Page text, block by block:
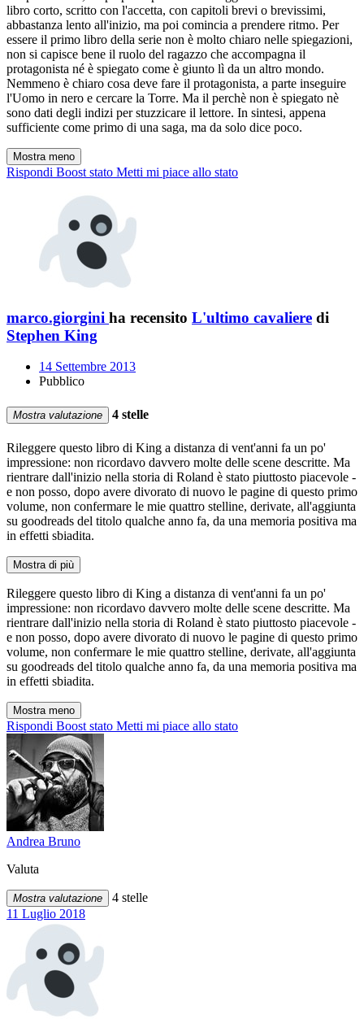
libro corto, scritto con l'accetta, con capitoli brevi o brevissimi,
abbastanza lento all'inizio, ma poi comincia a prendere ritmo. Per
essere il primo libro della serie non è molto chiaro nelle spiegazioni,
non si capisce bene il ruolo del ragazzo che accompagna il
protagonista né è spiegato come è giunto lì da un altro mondo.
Nemmeno è chiaro cosa deve fare il protagonista, a parte inseguire
l'Uomo in nero e cercare la Torre. Ma il perchè non è spiegato nè
sono dati degli indizi per stuzzicare il lettore. In sintesi, appena
sufficiente come primo di una saga, ma da solo dice poco.
Mostra meno
Rispondi Boost stato Metti mi piace allo stato
marco.giorgini ha recensito L'ultimo cavaliere di
Stephen King
14 Settembre 2013
Pubblico
Mostra valutazione 4 stelle
Rileggere questo libro di King a distanza di vent'anni fa un po'
impressione: non ricordavo davvero molte delle scene descritte. Ma
rientrare dall'inizio nella storia di Roland è stato piuttosto piacevole -
e non posso, dopo avere divorato di nuovo le pagine di questo primo
volume, non confermare le mie quattro stelline, derivate, all'aggiunta
su goodreads del titolo qualche anno fa, da una memoria positiva ma
in effetti sbiadita.
Mostra di più
Rileggere questo libro di King a distanza di vent'anni fa un po'
impressione: non ricordavo davvero molte delle scene descritte. Ma
rientrare dall'inizio nella storia di Roland è stato piuttosto piacevole -
e non posso, dopo avere divorato di nuovo le pagine di questo primo
volume, non confermare le mie quattro stelline, derivate, all'aggiunta
su goodreads del titolo qualche anno fa, da una memoria positiva ma
in effetti sbiadita.
Mostra meno
Rispondi Boost stato Metti mi piace allo stato
Andrea Bruno
Valuta
Mostra valutazione
4 stelle
11 Luglio 2018